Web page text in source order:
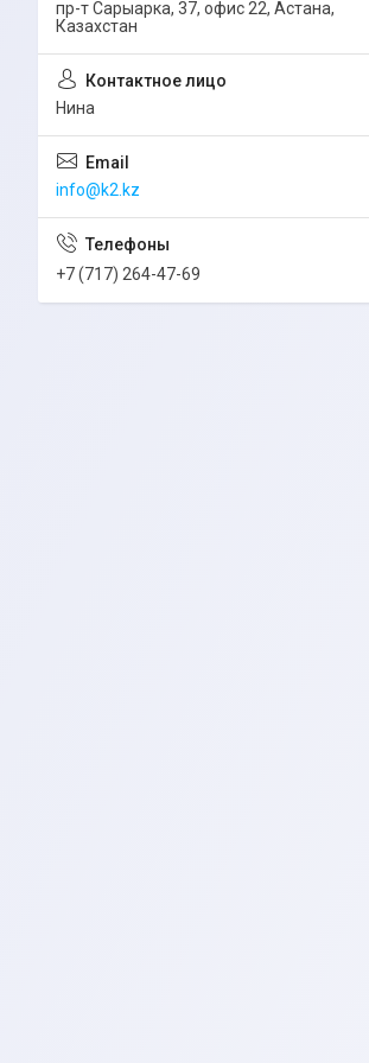
пр-т Сарыарка, 37, офис 22, Астана,
Казахстан
Нина
info@k2.kz
+7 (717) 264-47-69